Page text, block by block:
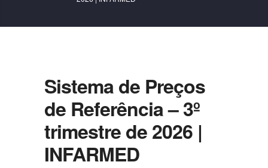
Sistema de Preços
de Referência – 3º
trimestre de 2026 |
INFARMED